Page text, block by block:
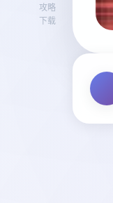
攻略
下载